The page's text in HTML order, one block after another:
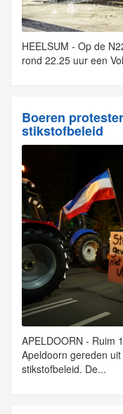
HEELSUM - Op de
rond 22.25 uur een
Boeren
stikstofbeleid
APELDOORN - Ruim
Apeldoorn gereden
stikstofbeleid. De...